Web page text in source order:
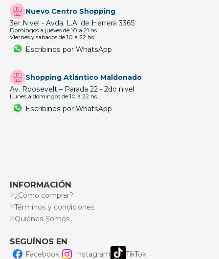
Nuevo Centro Shopping
3er Nivel - Avda. L.A. de Herrera 3365
Domingos a jueves de 10 a 21 hs
Viernes y sabados de 10 a 22 hs
Escribinos por WhatsApp
Shopping Atlántico Maldonado
Av. Roosevelt – Parada 22 - 2do nivel
Lunes a domingos de 10 a 22 hs
Escribinos por WhatsApp
INFORMACIÓN
¿Cómo comprar?
Términos y condiciones
Quienes Somos
SEGUÍNOS EN
Facebook Instagram TikTok